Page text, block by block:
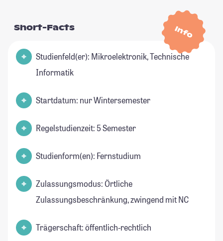
Info
Short-Facts
Studienfeld(er): Mikroelektronik, Technische
Informatik
Startdatum: nur Wintersemester
Regelstudienzeit: 5 Semester
Studienform(en): Fernstudium
Zulassungsmodus: Örtliche
Zulassungsbeschränkung, zwingend mit NC
Trägerschaft: öffentlich-rechtlich